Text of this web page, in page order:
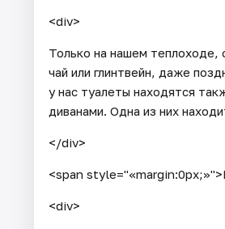
<div>
Только на нашем теплоходе,
чай или глинтвейн, даже
у нас туалеты находятся
диванами. Одна из них
</div>
<span
<div>